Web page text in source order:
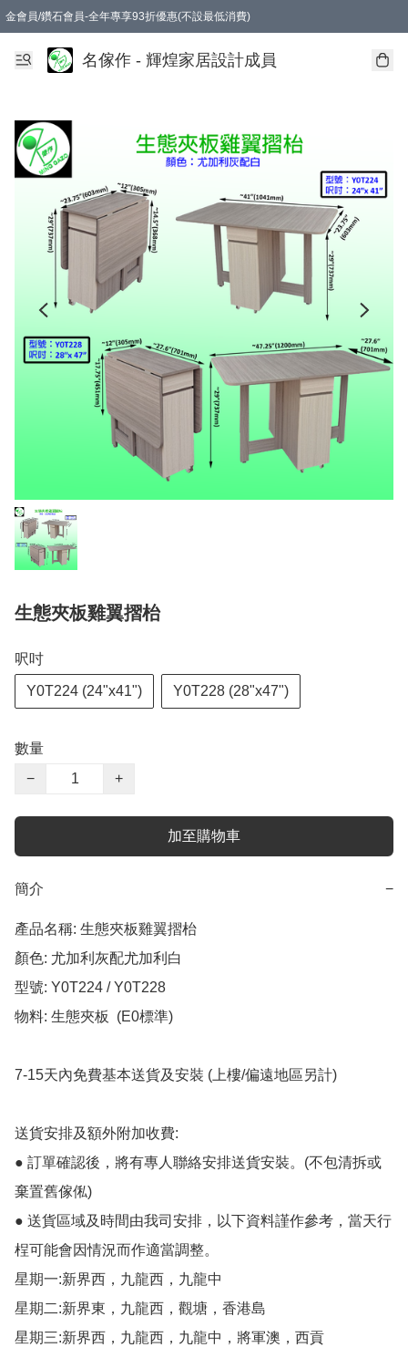
金會員/鑽石會員-全年專享93折優惠(不設最低消費)
名傢作 - 輝煌家居設計成員
生態夾板雞翼摺枱
呎吋
Y0T224 (24"x41") Y0T228 (28"x47")
數量
−
+
加至購物車
簡介 −
產品名稱: 生態夾板雞翼摺枱
顏色: 尤加利灰配尤加利白
型號: Y0T224 / Y0T228
物料: 生態夾板  (E0標準)
7-15天內免費基本送貨及安裝 (上樓/偏遠地區另計)
送貨安排及額外附加收費:
● 訂單確認後，將有專人聯絡安排送貨安裝。(不包清拆或
棄置舊傢俬)
● 送貨區域及時間由我司安排，以下資料謹作參考，當天行
桯可能會因情況而作適當調整。
星期一:新界西，九龍西，九龍中
星期二:新界東，九龍西，觀塘，香港島
星期三:新界西，九龍西，九龍中，將軍澳，西貢